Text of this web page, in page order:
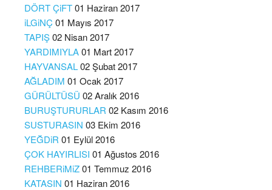
DÖRT ÇiFT01 Haziran 2017
iLGiNÇ 01 Mayıs 2017
TAPIŞ02 Nisan 2017
YARDIMIYLA01 Mart 2017
HAYVANSAL02 Şubat 2017
AĞLADIM 01 Ocak 2017
GÜRÜLTÜSÜ 02 Aralık 2016
BURUŞTURURLAR 02 Kasım 2016
SUSTURASIN 03 Ekim 2016
YEĞDiR 01 Eylül 2016
ÇOK HAYIRLISI 01 Ağustos 2016
REHBERiMiZ01 Temmuz 2016
KATASIN 01 Haziran 2016